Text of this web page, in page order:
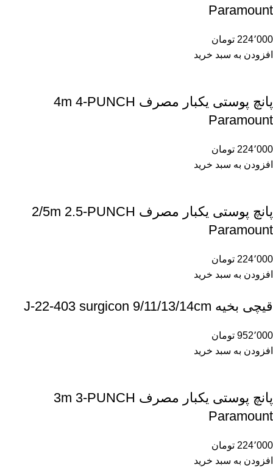
Paramount
224٬000 تومان
افزودن به سبد خرید
پانچ پوستی یکبار مصرف 4m 4-PUNCH
Paramount
224٬000 تومان
افزودن به سبد خرید
پانچ پوستی یکبار مصرف 2/5m 2.5-PUNCH
Paramount
224٬000 تومان
افزودن به سبد خرید
قیچی بخیه J-22-403 surgicon 9/11/13/14cm
952٬000 تومان
افزودن به سبد خرید
پانچ پوستی یکبار مصرف 3m 3-PUNCH
Paramount
224٬000 تومان
افزودن به سبد خرید